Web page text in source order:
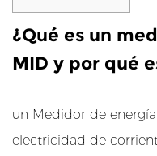
1
¿
Q
e
s
¿Qué es un
MID y por qué
un Medidor de
electricidad de